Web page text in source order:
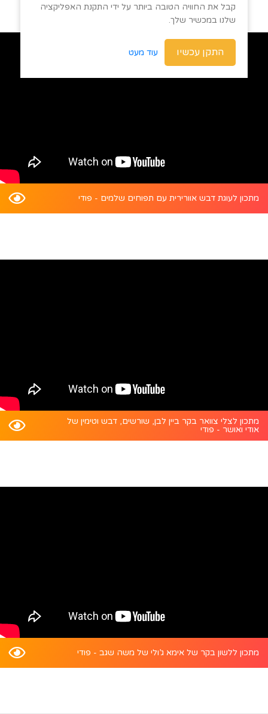
מתכון לעוגת דבש אוורירית עם תפוחים שלמים - פודי
מתכון לצלי צוואר בקר ביין לבן, שורשים, דבש וטימין של
אודי ואושר - פודי
מתכון ללשון בקר של אימא ג’ולי של משה שגב - פודי
קבל את החוויה הטובה ביותר על ידי התקנת האפליקציה
שלנו במכשיר שלך.
התקן עכשיו עוד מעט